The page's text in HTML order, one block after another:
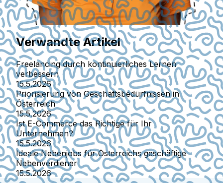
Verwandte Artikel
Freelancing durch kontinuierliches Lernen
verbessern
15.5.2026
Priorisierung von Geschäftsbedürfnissen in
Österreich
15.5.2026
Ist E-Commerce das Richtige für Ihr
Unternehmen?
15.5.2026
Ideale Nebenjobs für Österreichs geschäftige
Nebenverdiener
15.5.2026